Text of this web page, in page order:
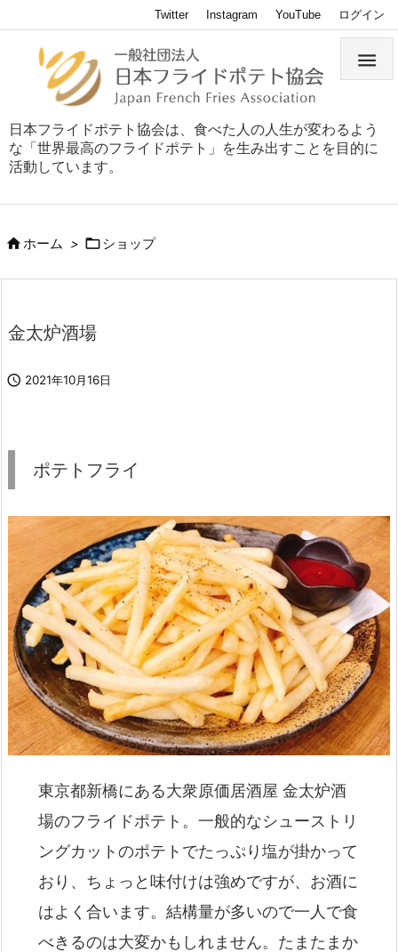
日本フライドポテト協会は、食べた人の人生が変わるよう
な「世界最高のフライドポテト」を生み出すことを目的に
活動しています。

Twitter Instagram YouTube ログイン
ホーム > ショップ
金太炉酒場
 2021年10月16日
ポテトフライ
東京都新橋にある大衆原価居酒屋 金太炉酒
場のフライドポテト。一般的なシューストリ
ングカットのポテトでたっぷり塩が掛かって
おり、ちょっと味付けは強めですが、お酒に
はよく合います。結構量が多いので一人で食
べきるのは大変かもしれません。たまたまか